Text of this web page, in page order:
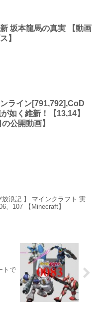
坂本龍馬の真実 【動画
】
ライン[791,792],CoD
如く維新！【13,14】
の公開動画】
放浪記 】 マインクラフト 実
、107 【Minecraft】
トで